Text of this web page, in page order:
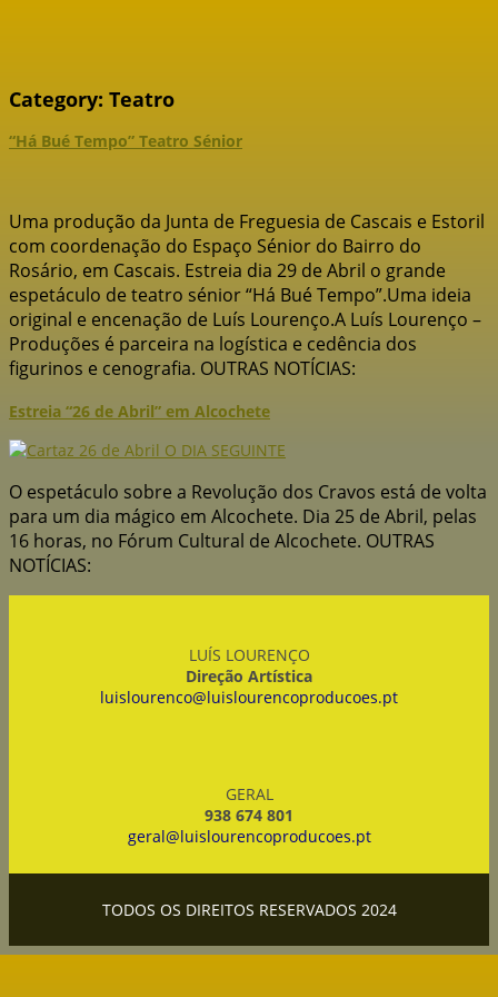
Category: Teatro
“Há Bué Tempo” Teatro Sénior
Uma produção da Junta de Freguesia de Cascais e Estoril
com coordenação do Espaço Sénior do Bairro do
Rosário, em Cascais. Estreia dia 29 de Abril o grande
espetáculo de teatro sénior “Há Bué Tempo”.Uma ideia
original e encenação de Luís Lourenço.A Luís Lourenço –
Produções é parceira na logística e cedência dos
figurinos e cenografia. OUTRAS NOTÍCIAS:
Estreia “26 de Abril” em Alcochete
O espetáculo sobre a Revolução dos Cravos está de volta
para um dia mágico em Alcochete. Dia 25 de Abril, pelas
16 horas, no Fórum Cultural de Alcochete. OUTRAS
NOTÍCIAS:
LUÍS LOURENÇO
Direção Artística
luislourenco@luislourencoproducoes.pt
GERAL
938 674 801
geral@luislourencoproducoes.pt
TODOS OS DIREITOS RESERVADOS 2024